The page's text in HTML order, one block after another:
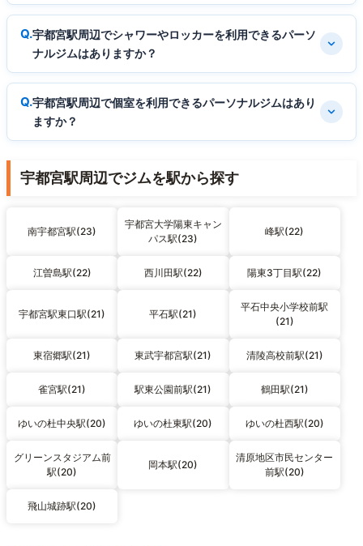
宇都宮駅周辺でシャワーやロッカーを利用できるパーソ
ナルジムはありますか？
宇都宮駅周辺で個室を利用できるパーソナルジムはあり
ますか？
宇都宮駅周辺でジムを駅から探す
南宇都宮駅(23)
宇都宮大学陽東キャン
パス駅(23)
峰駅(22)
江曽島駅(22) 西川田駅(22) 陽東3丁目駅(22)
宇都宮駅東口駅(21) 平石駅(21)
平石中央小学校前駅
(21)
東宿郷駅(21) 東武宇都宮駅(21) 清陵高校前駅(21)
雀宮駅(21) 駅東公園前駅(21) 鶴田駅(21)
ゆいの杜中央駅(20) ゆいの杜東駅(20) ゆいの杜西駅(20)
グリーンスタジアム前
駅(20)
岡本駅(20)
清原地区市民センター
前駅(20)
飛山城跡駅(20)